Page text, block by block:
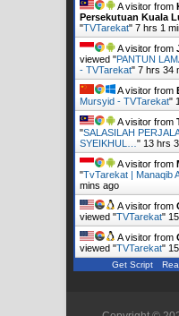
A visitor from
Persekutuan Kuala
"TVTarekat" 7 hrs 1
A visitor from
viewed "PANTUN
- TVTarekat" 7 hrs 34
A visitor from
Mursyid - TVTarekat"
A visitor from
"SALASILAH
SYEIKHUL… " 13 hrs
A visitor from
"TvTarekat | Manaqib
mins ago
A visitor from
viewed "TVTarekat"
A visitor from
viewed "TVTarekat"
Get Script